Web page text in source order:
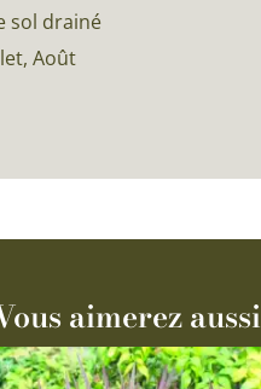
sol drainé
Août
aimerez aussi